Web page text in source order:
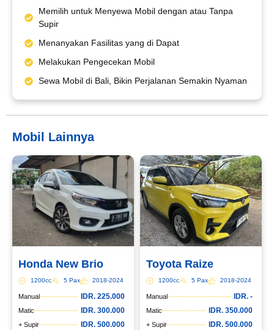
Memilih untuk Menyewa Mobil dengan atau Tanpa
Supir
Menanyakan Fasilitas yang di Dapat
Melakukan Pengecekan Mobil
Sewa Mobil di Bali, Bikin Perjalanan Semakin Nyaman
Mobil Lainnya
Honda New Brio
1200cc 5 Pax 2018-2024
Manual IDR. 225.000
Matic IDR. 300.000
+ Supir IDR. 500.000
Toyota Raize
1200cc 5 Pax 2018-2024
Manual IDR. -
Matic IDR. 350.000
+ Supir IDR. 500.000
WhatsApp*
Lokasi Pengiriman & Pengembalian